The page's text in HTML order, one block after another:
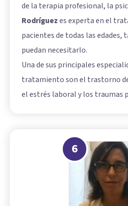
de la terapia profesional, la
Rodríguezes experta en el
pacientes de todas las edades,
puedan necesitarlo.
Una de sus principales
tratamiento son el trastorno
el estrés laboral y los traumas
6